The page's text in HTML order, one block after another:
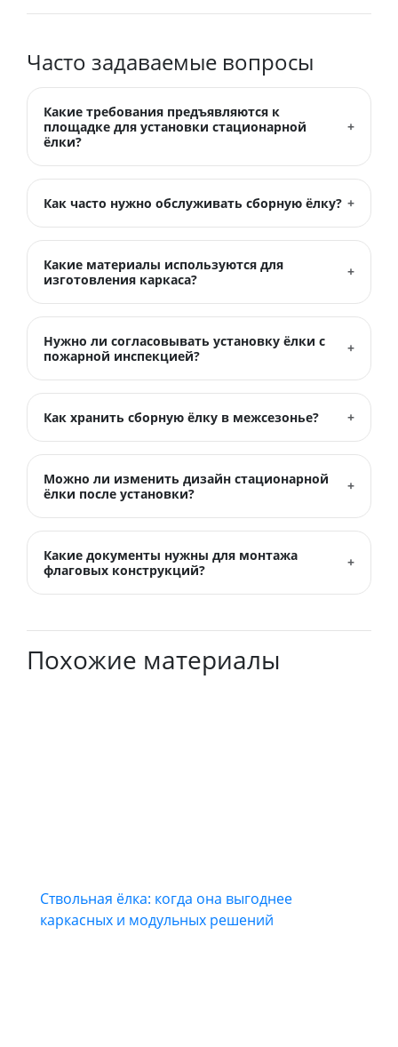
Часто задаваемые вопросы
Какие требования предъявляются к
площадке для установки стационарной
ёлки?
Как часто нужно обслуживать сборную ёлку?
Какие материалы используются для
изготовления каркаса?
Нужно ли согласовывать установку ёлки с
пожарной инспекцией?
Как хранить сборную ёлку в межсезонье?
Можно ли изменить дизайн стационарной
ёлки после установки?
Какие документы нужны для монтажа
флаговых конструкций?
Похожие материалы
Ствольная ёлка: когда она выгоднее
каркасных и модульных решений